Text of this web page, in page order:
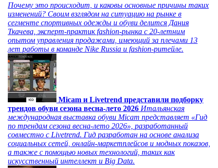
Почему это происходит, и каковы основные причины таких
изменений? Своим взглядом на ситуацию на рынке в
сегменте спортивных одежды и обуви делится Дания
Ткачева, эксперт-практик fashion-рынка с 20-летним
опытом управления продажами, имеющий за плечами 13
лет работы в команде Nike Russia и fashion-ритейле.
Micam и Livetrend представили подборку
трендов обуви сезона весна-лето 2026 Итальянская
международная выставка обуви Micam представляет «Гид
по трендам сезона весна-лето 2026», разработанный
совместно с Livetrend. Гид разработан на основе анализа
социальных сетей, онлайн-маркетплейсов и модных показов,
а также с помощью новых технологий, таких как
искусственный интеллект и Big Data.